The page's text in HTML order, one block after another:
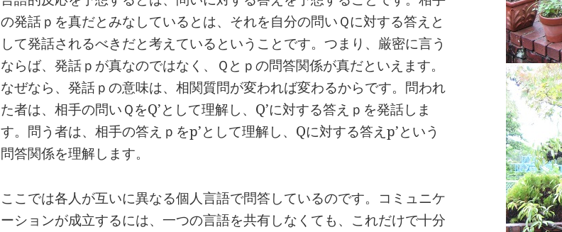
の発話ｐを真だとみなしているとは、それを自分の問いＱに対する答えと
して発話されるべきだと考えているということです。つまり、厳密に言う
ならば、発話ｐが真なのではなく、Ｑとｐの問答関係が真だといえます。
なぜなら、発話ｐの意味は、相関質問が変われば変わるからです。問われ
た者は、相手の問いＱをQ’として理解し、Q’に対する答えｐを発話しま
す。問う者は、相手の答えｐをp’として理解し、Qに対する答えp’という
問答関係を理解します。
ここでは各人が互いに異なる個人言語で問答しているのです。コミュニケ
ーションが成立するには、一つの言語を共有しなくても、これだけで十分